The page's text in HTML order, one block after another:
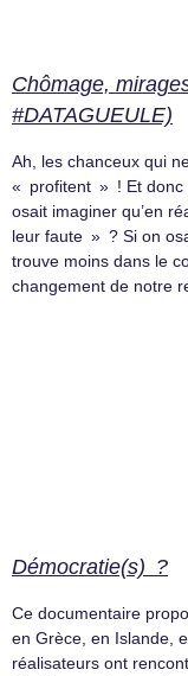
Chômage,
#DATAGUEULE)
Ah, les chanceux qui
« profitent » ! Et donc
osait imaginer qu’en
leur faute » ? Si on
trouve moins dans le
changement de notre
Démocratie(s) ?
Ce documentaire
en Grèce, en Islande,
réalisateurs ont